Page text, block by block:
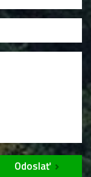
Odoslať